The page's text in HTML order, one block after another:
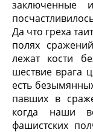
заключенные
Да что греха
полях
лежат кости
шествие врага
есть
павших в
когда наши
фашистских